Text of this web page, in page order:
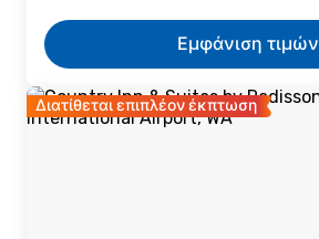
Εμφάνιση τιμών
Διατίθεται επιπλέον έκπτωση